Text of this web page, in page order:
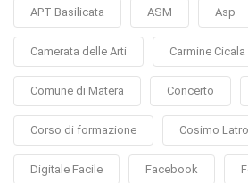
APT Basilicata ASM Asp
Camerata delle Arti Carmine Cicala
Comune di Matera Concerto
Corso di formazione Cosimo
Digitale Facile Facebook